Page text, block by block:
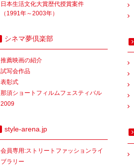
日本生活文化大賞歴代授賞案件
（1991年～2003年）
シネマ夢倶楽部
推薦映画の紹介
試写会作品
表彰式
那須ショートフィルムフェスティバル
2009
style-arena.jp
会員専用:ストリートファッションライ
ブラリー